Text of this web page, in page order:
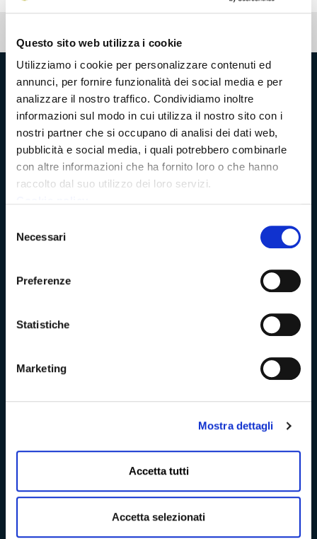
Questo sito web utilizza i cookie
Utilizziamo i cookie per personalizzare contenuti ed
annunci, per fornire funzionalità dei social media e per
analizzare il nostro traffico. Condividiamo inoltre
informazioni sul modo in cui utilizza il nostro sito con i
nostri partner che si occupano di analisi dei dati web,
pubblicità e social media, i quali potrebbero combinarle
con altre informazioni che ha fornito loro o che hanno
raccolto dal suo utilizzo dei loro servizi.
delNecessari
Preferenze
Statistiche
Marketing
Mostra dettagli
Accetta tutti
Accetta selezionati
Provincia di Massa‑Carrara
Trasparenza e Accessibilità
Albo pretorio
Bandi di concorso
Vivere Massa-Carrara